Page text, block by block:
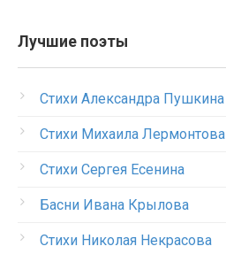
Лучшие поэты
Стихи Александра Пушкина
Стихи Михаила Лермонтова
Стихи Сергея Есенина
Басни Ивана Крылова
Стихи Николая Некрасова